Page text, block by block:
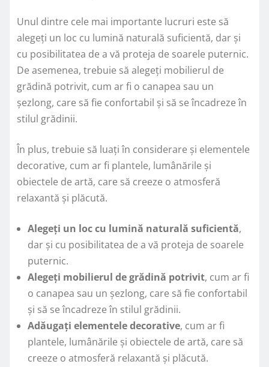
Unul dintre cele mai importante lucruri este să
alegeți un loc cu lumină naturală suficientă, dar și
cu posibilitatea de a vă proteja de soarele puternic.
De asemenea, trebuie să alegeți mobilierul de
grădină potrivit, cum ar fi o canapea sau un
șezlong, care să fie confortabil și să se încadreze în
stilul grădinii.
În plus, trebuie să luați în considerare și elementele
decorative, cum ar fi plantele, lumânările și
obiectele de artă, care să creeze o atmosferă
relaxantă și plăcută.
Alegeți un loc cu lumină naturală suficientă,
dar și cu posibilitatea de a vă proteja de soarele
puternic.
Alegeți mobilierul de grădină potrivit, cum ar fi
o canapea sau un șezlong, care să fie confortabil
și să se încadreze în stilul grădinii.
Adăugați elementele decorative, cum ar fi
plantele, lumânările și obiectele de artă, care să
creeze o atmosferă relaxantă și plăcută.